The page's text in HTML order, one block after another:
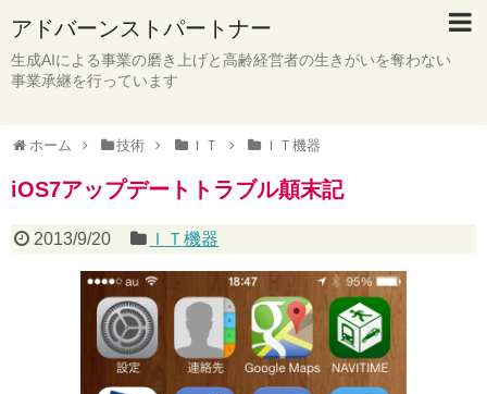
アドバーンストパートナー
生成AIによる事業の磨き上げと高齢経営者の生きがいを奪わない
事業承継を行っています
ホーム 技術 ＩＴ ＩＴ機器
iOS7アップデートトラブル顛末記
2013/9/20 ＩＴ機器